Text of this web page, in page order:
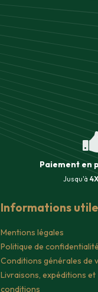
Paiement en
Jusqu'à
Informations
Mentions légales
Politique de confidentialité
Conditions générales de
Livraisons, expéditions et
conditions